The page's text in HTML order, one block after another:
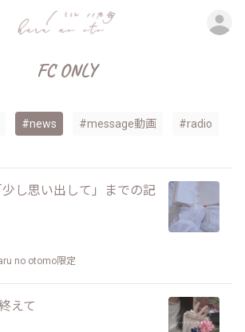
FC ONLY
#news #message動画 #radio
し思い出して」までの記
no otomo限定
えて